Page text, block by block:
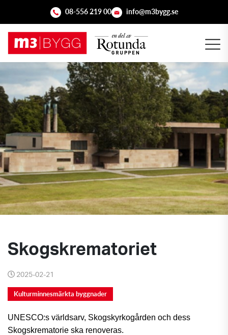
08-556 219 00 info@m3bygg.se
Skogskrematoriet
2025-02-21
Kulturminnesmärkta byggnader
UNESCO:s världsarv, Skogskyrkogården och dess
Skogskrematorie ska renoveras.